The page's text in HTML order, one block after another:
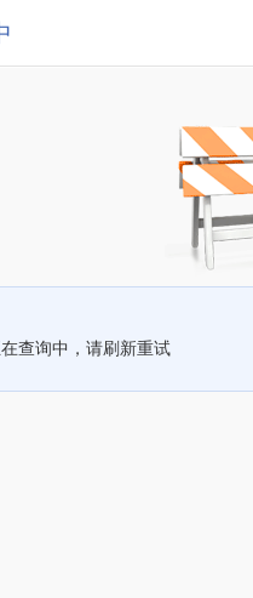
查询中，请刷新重试